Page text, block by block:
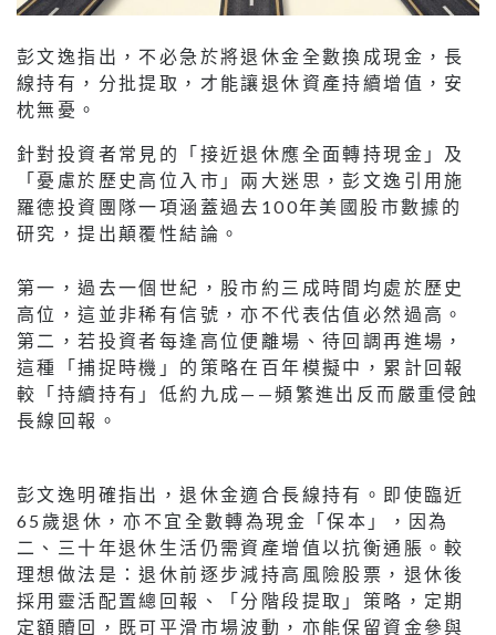
彭文逸指出，不必急於將退休金全數換成現金，長
線持有，分批提取，才能讓退休資產持續增值，安
枕無憂。
針對投資者常見的「接近退休應全面轉持現金」及
「憂慮於歷史高位入市」兩大迷思，彭文逸引用施
羅德投資團隊一項涵蓋過去100年美國股市數據的
研究，提出顛覆性結論。
第一，過去一個世紀，股市約三成時間均處於歷史
高位，這並非稀有信號，亦不代表估值必然過高。
第二，若投資者每逢高位便離場、待回調再進場，
這種「捕捉時機」的策略在百年模擬中，累計回報
較「持續持有」低約九成——頻繁進出反而嚴重侵蝕
長線回報。
彭文逸明確指出，退休金適合長線持有。即使臨近
65歲退休，亦不宜全數轉為現金「保本」，因為
二、三十年退休生活仍需資產增值以抗衡通脹。較
理想做法是：退休前逐步減持高風險股票，退休後
採用靈活配置總回報、「分階段提取」策略，定期
定額贖回，既可平滑市場波動，亦能保留資金參與